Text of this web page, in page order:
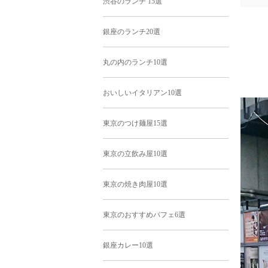
銀座のランチ20選
丸の内のランチ10選
おいしいイタリアン10選
東京のつけ麺屋15選
東京の立飲み屋10選
東京の焼き肉屋10選
東京のおすすめパフェ6選
銀座カレー10選